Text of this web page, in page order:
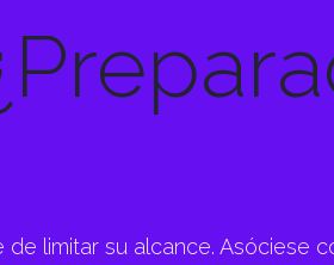
de limitar su alcance. Asóciese